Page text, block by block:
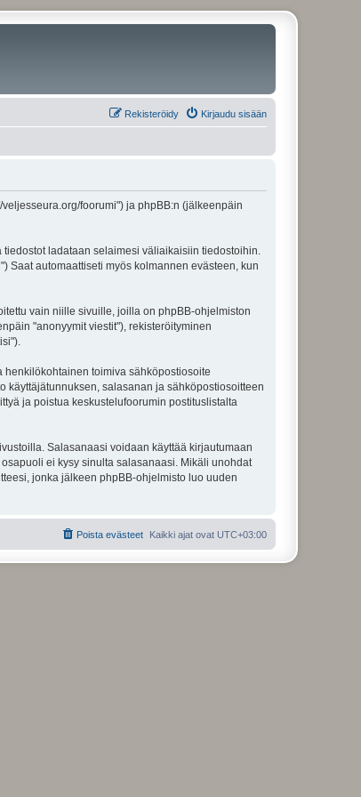
Kirjaudu sisään
Rekisteröidy
foorumi") ja phpBB:n (jälkeenpäin
ladataan selaimesi väliaikaisiin tiedostoihin.
Saat automaattiseti myös kolmannen evästeen, kun
vain niille sivuille, joilla on phpBB-ohjelmiston
"anonyymit viestit"), rekisteröityminen
toimiva sähköpostiosoite
käyttäjätunnuksen, salasanan ja sähköpostiosoitteen
ja poistua keskustelufoorumin postituslistalta
Salasanaasi voidaan käyttää kirjautumaan
ei kysy sinulta salasanaasi. Mikäli unohdat
jonka jälkeen phpBB-ohjelmisto luo uuden
Kaikki ajat ovat UTC+03:00
Poista evästeet